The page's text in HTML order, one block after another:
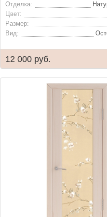
Отделка:
Цвет:
Размер:
Вид:
12 000 руб.